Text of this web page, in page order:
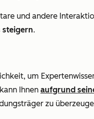
und andere
steigern.
um
Ihnen aufgrund
zu